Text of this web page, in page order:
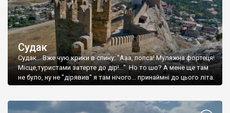
Судак
Судак... Вже чую крики в спину: "Ааа, попса! Муляжна фортеця!
Місце,туристами затерте до дір!..." Но то шо? А мене ще там
не було, ну не "дірявив" я там нічого... принаймні до цього літа.